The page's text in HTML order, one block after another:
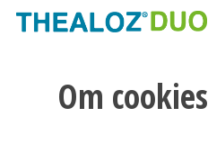
Skip
Om cookies